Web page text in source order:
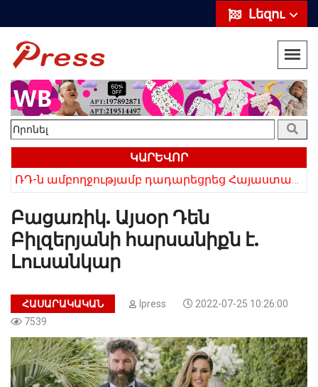
Լեզու
ԿԱՐԵՎՈՐ
Բացառիկ. Այսօր Դեն
Բիլզերյանի հարսանիքն է.
Լուսանկար
ՀԱՍԱՐԱԿԱԿԱՆ Ipress
2022-07-25 10:26:00
7539